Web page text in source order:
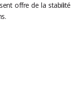
offre de la stabilité